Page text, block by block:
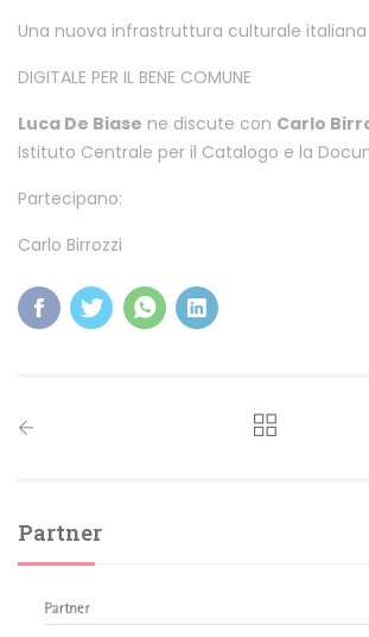
Una nuova infrastruttura culturale italiana
DIGITALE PER IL BENE COMUNE
Luca De Biase ne discute con Carlo
Istituto Centrale per il Catalogo e la
Partecipano:
Carlo Birrozzi
Partner